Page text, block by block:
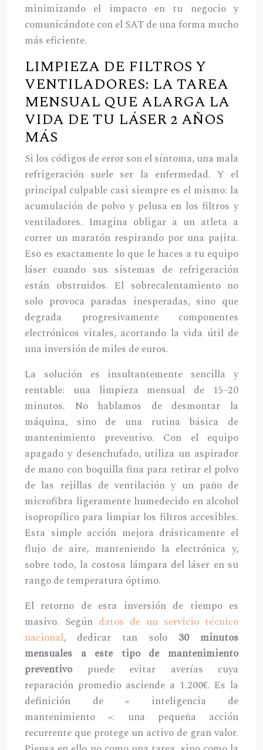
minimizando el impacto en tu negocio y
comunicándote con el SAT de una forma mucho
más eficiente.
LIMPIEZA DE FILTROS Y
VENTILADORES: LA TAREA
MENSUAL QUE ALARGA LA
VIDA DE TU LÁSER 2 AÑOS
MÁS
Si los códigos de error son el síntoma, una mala
refrigeración suele ser la enfermedad. Y el
principal culpable casi siempre es el mismo: la
acumulación de polvo y pelusa en los filtros y
ventiladores. Imagina obligar a un atleta a
correr un maratón respirando por una pajita.
Eso es exactamente lo que le haces a tu equipo
láser cuando sus sistemas de refrigeración
están obstruidos. El sobrecalentamiento no
solo provoca paradas inesperadas, sino que
degrada progresivamente componentes
electrónicos vitales, acortando la vida útil de
una inversión de miles de euros.
La solución es insultantemente sencilla y
rentable: una limpieza mensual de 15-20
minutos. No hablamos de desmontar la
máquina, sino de una rutina básica de
mantenimiento preventivo. Con el equipo
apagado y desenchufado, utiliza un aspirador
de mano con boquilla fina para retirar el polvo
de las rejillas de ventilación y un paño de
microfibra ligeramente humedecido en alcohol
isopropílico para limpiar los filtros accesibles.
Esta simple acción mejora drásticamente el
flujo de aire, manteniendo la electrónica y,
sobre todo, la costosa lámpara del láser en su
rango de temperatura óptimo.
El retorno de esta inversión de tiempo es
masivo. Según datos de un servicio técnico
nacional, dedicar tan solo 30 minutos
mensuales a este tipo de mantenimiento
preventivopuede evitar averías cuya
reparación promedio asciende a 1.200€. Es la
definición de « inteligencia de
mantenimiento »: una pequeña acción
recurrente que protege un activo de gran valor.